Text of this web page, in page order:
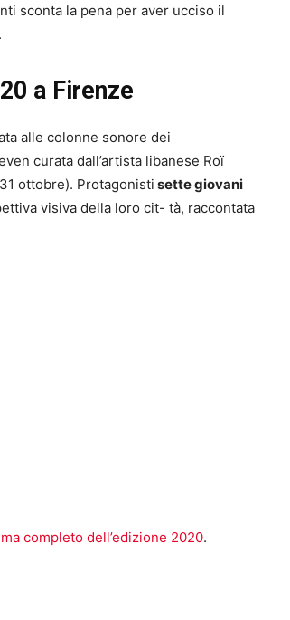
sconta la pena per aver ucciso il
a Firenze
alle colonne sonore dei
curata dall’artista libanese Roï
ottobre). Protagonisti sette giovani
visiva della loro cit- tà, raccontata
completo dell’edizione 2020.